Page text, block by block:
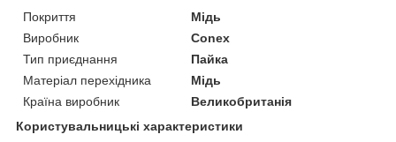
Покриття
Мідь
Виробник
Conex
Тип приєднання
Пайка
Матеріал перехідника
Мідь
Країна виробник
Великобританія
Користувальницькі характеристики